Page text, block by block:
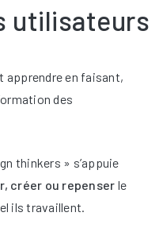
utilisateurs
apprendre en faisant,
des
thinkers » s’appuie
créer ou repenser le
ils travaillent.